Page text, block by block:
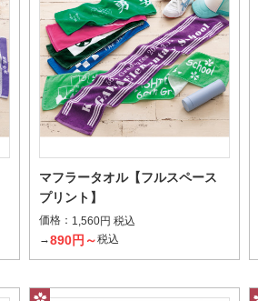
ドタオル
拭くのに最適
マフラータオル【フルスペース
プリント】
価格： 1,560円 税込
→890円～税込